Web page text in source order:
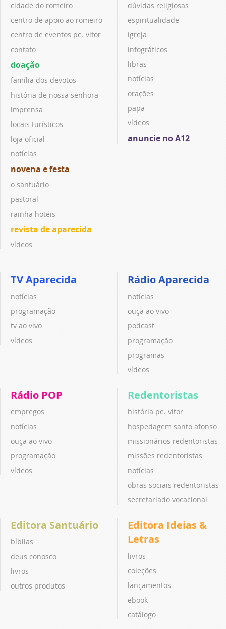
cidade do romeiro
centro de apoio ao romeiro
centro de eventos pe. vitor
contato
doação
família dos devotos
história de nossa senhora
imprensa
locais turísticos
loja oficial
notícias
novena e festa
o santuário
pastoral
rainha hotéis
revista de aparecida
vídeos
dúvidas religiosas
espiritualidade
igreja
infográficos
libras
notícias
orações
papa
vídeos
anuncie no A12
TV Aparecida
notícias
programação
tv ao vivo
vídeos
Rádio Aparecida
notícias
ouça ao vivo
podcast
programação
programas
vídeos
Rádio POP
empregos
notícias
ouça ao vivo
programação
vídeos
Redentoristas
história pe. vitor
hospedagem santo afonso
missionários redentoristas
missões redentoristas
notícias
obras sociais redentoristas
secretariado vocacional
Editora Santuário
bíblias
deus conosco
livros
outros produtos
Editora Ideias &
Letras
livros
coleções
lançamentos
ebook
catálogo